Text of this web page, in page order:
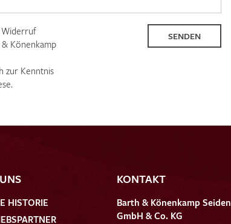
Widerruf
Könenkamp
zur Kenntnis
SENDEN
HISTORIE
KONTAKT
Barth & Könenkamp Seiden
GmbH & Co. KG